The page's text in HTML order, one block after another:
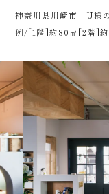
神奈川県川崎市 U様
例/[1階]約80㎡[2階]